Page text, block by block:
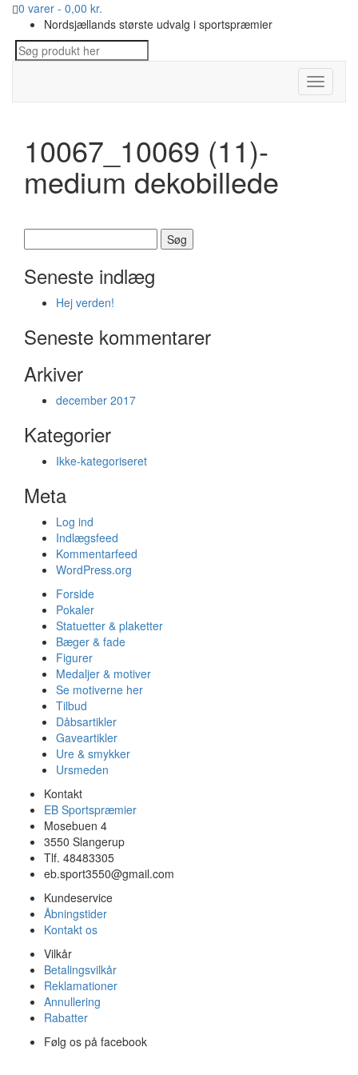
0 varer - 0,00 kr.
Nordsjællands største udvalg i sportspræmier
Toggle
10067_10069 (11)-
medium dekobillede
efter:
Seneste indlæg
Hej verden!
Seneste kommentarer
Arkiver
december 2017
Kategorier
Ikke-kategoriseret
Meta
Log ind
Indlægsfeed
Kommentarfeed
WordPress.org
Forside
Pokaler
Statuetter & plaketter
Bæger & fade
Figurer
Medaljer & motiver
Se motiverne her
Tilbud
Dåbsartikler
Gaveartikler
Ure & smykker
Ursmeden
Kontakt
EB Sportspræmier
Mosebuen 4
3550 Slangerup
Tlf. 48483305
eb.sport3550@gmail.com
Kundeservice
Åbningstider
Kontakt os
Vilkår
Betalingsvilkår
Reklamationer
Annullering
Rabatter
Følg os på facebook